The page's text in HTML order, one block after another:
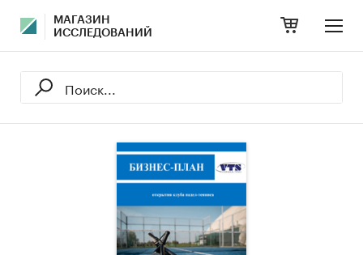
МАГАЗИН
ИССЛЕДОВАНИЙ